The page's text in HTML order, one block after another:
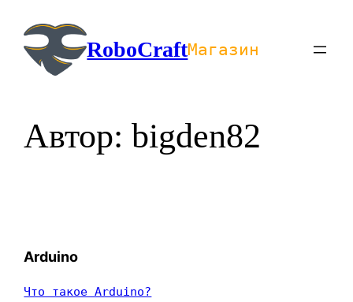
содержимомуRoboCraftМагазин
Автор:bigden82
Arduino
Что такое Arduino?